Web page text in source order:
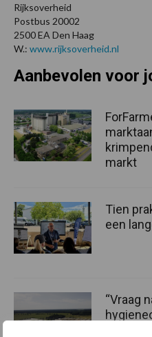
Rijksoverheid
Postbus 20002
2500 EA Den Haag
W.: www.rijksoverheid.nl
Aanbevolen voor
markt
Tien
een
“Vraag